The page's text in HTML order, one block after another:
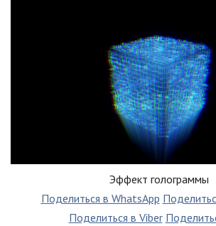
Эффект голограммы
Поделиться в WhatsApp
Поделиться в Viber